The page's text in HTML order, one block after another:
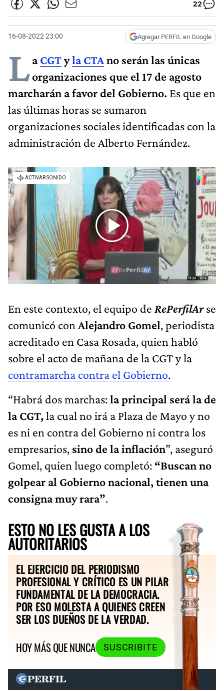
22
16-08-2022 23:00 Agregar PERFIL en Google
LaCGTyla CTAno serán las únicas
organizaciones que el 17 de agosto
marcharán a favor del Gobierno. Es que en
las últimas horas se sumaron
organizaciones sociales identificadas con la
administración de Alberto Fernández.
En este contexto, el equipo de RePerfilArse
comunicó con Alejandro Gomel, periodista
acreditado en Casa Rosada, quien habló
sobre el acto de mañana de la CGT y la
contramarcha contra el Gobierno.
“Habrá dos marchas:la principal será la de
la CGT,la cual no irá a Plaza de Mayo y no
es ni en contra del Gobierno ni contra los
empresarios, sino de la inflación”, aseguró
Gomel, quien luego completó: “Buscan no
golpear al Gobierno nacional, tienen una
consigna muy rara”.
ESTO NO LES GUSTA A LOS
AUTORITARIOS
EL EJERCICIO DEL PERIODISMO
PROFESIONAL Y CRÍTICO ES UN PILAR
FUNDAMENTAL DE LA DEMOCRACIA.
POR ESO MOLESTA A QUIENES CREEN
SER LOS DUEÑOS DE LA VERDAD.
HOY MÁS QUE NUNCA
SUSCRIBITE